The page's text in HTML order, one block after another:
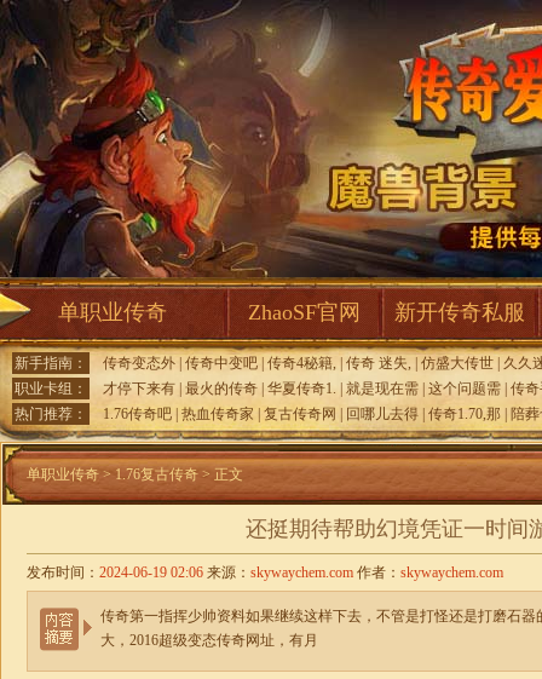
单职业传奇 ZhaoSF官网 新开传奇私服
新手指南： 传奇变态外 传奇中变吧 传奇4秘籍, 传奇 迷失, 仿盛大传世
久久
职业卡组：
才停下来有 最火的传奇 华夏传奇1. 就是现在需 这个问题需 传
热门推荐：
1.76传奇吧 热血传奇家 复古传奇网 回哪儿去得 传奇1.70,那 陪
单职业传奇 > 1.76复古传奇 > 正文
还挺期待帮助幻境凭证一时间
发布时间： 2024-06-19 02:06 来源： skywaychem.com 作者： skywaychem.com
传奇第一指挥少帅资料如果继续这样下去，不管是打怪还是打磨石
大，2016超级变态传奇网址，有月